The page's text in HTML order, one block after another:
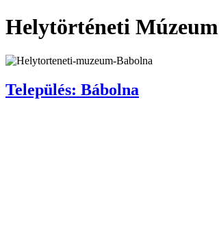
Helytörténeti Múzeum
Település: Bábolna